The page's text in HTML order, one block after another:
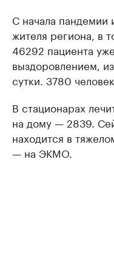
С начала
жителя региона, в
46292 пациента
выздоровлением,
сутки. 3780
В стационарах
на дому — 2839.
находится в
— на ЭКМО.